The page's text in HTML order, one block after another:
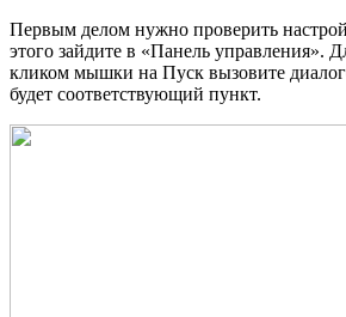
Первым делом нужно проверить
этого зайдите в «Панель управления».
кликом мышки на Пуск вызовите
будет соответствующий пункт.